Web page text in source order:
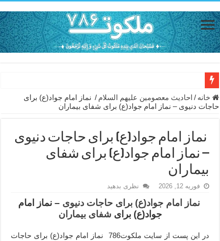
دعای حفظ جان خانواده از بلا در سفر – دعای دفع بلا در قرآن
دعای مجرب برای رفع گرفتاری – ذکر قوی برای جلوگیری از اندوه و
دعا برای عاشق شدن طرف مقابل – عاشق کردن طرف مقابل از راه
دعای حفظ جان عزیزان از بلا در سفر – دعا برای رفع حوادث بد روزانه
انواع ذکرهای الهی و خواص آن – مجرب ترین ذکرها برای برآوردن
دعای قوی برای حاجات دنیا و آخرت – حاجت روایی و رفع مشکلات
ختم سوره تکاثر برای جذب ثروت – خواص و برکات سوره تکاثر
دعا قدرت و توانمندی – دعا برای افزایش انرژی بدن و قدرت بازو
خانه / احاديث معصومين عليهم السلام / نماز امام جواد(ع) برای
حاجات دنیوی – نماز امام جواد(ع) برای شفای بیماران
نماز امام جواد(ع) برای حاجات دنیوی
– نماز امام جواد(ع) برای شفای
بیماران
فوریه 12, 2026 نظری بدهید
نماز امام جواد(ع) برای حاجات دنیوی – نماز امام
جواد(ع) برای شفای بیماران
در این پست از سایت ملکوت786 نماز امام جواد(ع) برای حاجات